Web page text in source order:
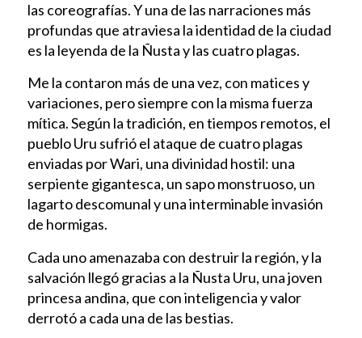
las coreografías. Y una de las narraciones más
profundas que atraviesa la identidad de la ciudad
es la leyenda de la Ñusta y las cuatro plagas.
Me la contaron más de una vez, con matices y
variaciones, pero siempre con la misma fuerza
mítica. Según la tradición, en tiempos remotos, el
pueblo Uru sufrió el ataque de cuatro plagas
enviadas por Wari, una divinidad hostil: una
serpiente gigantesca, un sapo monstruoso, un
lagarto descomunal y una interminable invasión
de hormigas.
Cada uno amenazaba con destruir la región, y la
salvación llegó gracias a la Ñusta Uru, una joven
princesa andina, que con inteligencia y valor
derrotó a cada una de las bestias.